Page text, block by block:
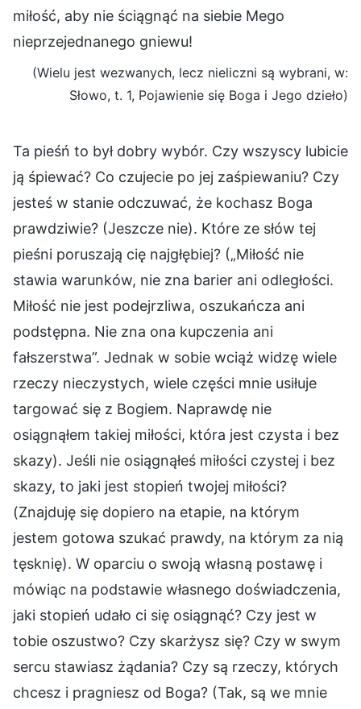
miłość, aby nie ściągnąć na siebie Mego
nieprzejednanego gniewu!
(Wielu jest wezwanych, lecz nieliczni są wybrani, w:
Słowo, t. 1, Pojawienie się Boga i Jego dzieło)
Ta pieśń to był dobry wybór. Czy wszyscy lubicie
ją śpiewać? Co czujecie po jej zaśpiewaniu? Czy
jesteś w stanie odczuwać, że kochasz Boga
prawdziwie? (Jeszcze nie). Które ze słów tej
pieśni poruszają cię najgłębiej? („Miłość nie
stawia warunków, nie zna barier ani odległości.
Miłość nie jest podejrzliwa, oszukańcza ani
podstępna. Nie zna ona kupczenia ani
fałszerstwa”. Jednak w sobie wciąż widzę wiele
rzeczy nieczystych, wiele części mnie usiłuje
targować się z Bogiem. Naprawdę nie
osiągnąłem takiej miłości, która jest czysta i bez
skazy). Jeśli nie osiągnąłeś miłości czystej i bez
skazy, to jaki jest stopień twojej miłości?
(Znajduję się dopiero na etapie, na którym
jestem gotowa szukać prawdy, na którym za nią
tęsknię). W oparciu o swoją własną postawę i
mówiąc na podstawie własnego doświadczenia,
jaki stopień udało ci się osiągnąć? Czy jest w
tobie oszustwo? Czy skarżysz się? Czy w swym
sercu stawiasz żądania? Czy są rzeczy, których
chcesz i pragniesz od Boga? (Tak, są we mnie